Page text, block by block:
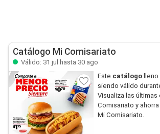
Catálogo Mi Comisariato
Válido: 31 jul hasta 30 ago
Este catálogo lleno
siendo válido
Visualiza las
Comisariato y
Mi Comisariato.